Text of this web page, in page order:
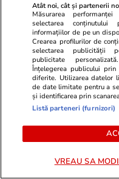
Lifestyle
Cum coci vinetele la
să umpli casa de fum
Atât noi, cât și partenerii
Măsurarea
selectarea conținutului
informațiilor de pe un
Crearea profilurilor de
selectarea publicității
publicitate
Înțelegerea publicului
diferite. Utilizarea datelor
de date limitate pentru a
și identificarea prin
Listă parteneri (furnizori)
VREAU SA